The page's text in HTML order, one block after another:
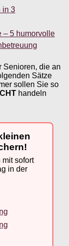
in 3
– 5 humorvolle
Senioren, die an
Sätze
sollen Sie so
handeln
sofort
in der